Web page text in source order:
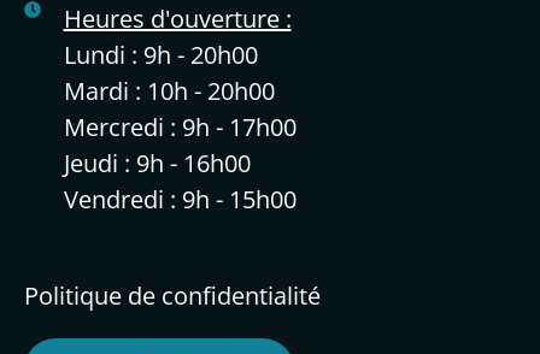
Heures d'ouverture :
Lundi : 9h - 20h00
Mardi : 10h - 20h00
Mercredi : 9h - 17h00
Jeudi : 9h - 16h00
Vendredi : 9h - 15h00
Politique de confidentialité